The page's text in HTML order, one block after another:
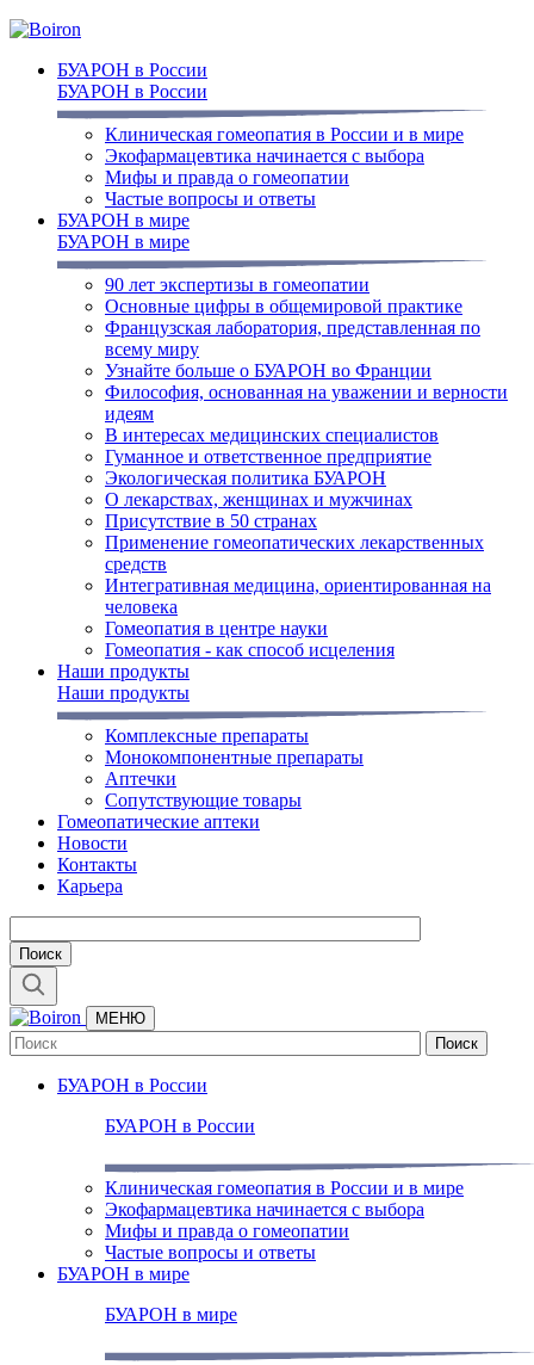
БУАРОН в России
БУАРОН в России
Клиническая гомеопатия в России и в мире
Экофармацевтика начинается с выбора
Мифы и правда о гомеопатии
Частые вопросы и ответы
БУАРОН в мире
БУАРОН в мире
90 лет экспертизы в гомеопатии
Основные цифры в общемировой практике
Французская лаборатория, представленная по
всему миру
Узнайте больше о БУАРОН во Франции
Философия, основанная на уважении и верности
идеям
В интересах медицинских специалистов
Гуманное и ответственное предприятие
Экологическая политика БУАРОН
О лекарствах, женщинах и мужчинах
Присутствие в 50 странах
Применение гомеопатических лекарственных
средств
Интегративная медицина, ориентированная на
человека
Гомеопатия в центре науки
Гомеопатия - как способ исцеления
Наши продукты
Наши продукты
Комплексные препараты
Монокомпонентные препараты
Аптечки
Сопутствующие товары
Гомеопатические аптеки
Новости
Контакты
Карьера
МЕНЮ
БУАРОН в России
БУАРОН в России
Клиническая гомеопатия в России и в мире
Экофармацевтика начинается с выбора
Мифы и правда о гомеопатии
Частые вопросы и ответы
БУАРОН в мире
БУАРОН в мире